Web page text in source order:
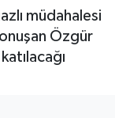
müdahalesi
Özgür